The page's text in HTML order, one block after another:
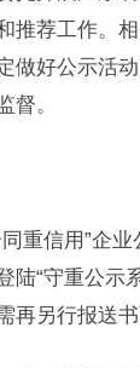
推荐工作。相
做好公示活
督。
同重信用”企
陆“守重公示
再另行报送书